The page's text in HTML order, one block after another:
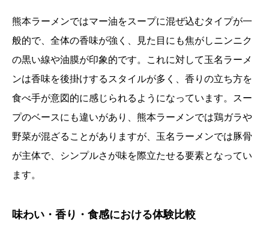
熊本ラーメンではマー油をスープに混ぜ込むタイプが一
般的で、全体の香味が強く、見た目にも焦がしニンニク
の黒い線や油膜が印象的です。これに対して玉名ラーメ
ンは香味を後掛けするスタイルが多く、香りの立ち方を
食べ手が意図的に感じられるようになっています。スー
プのベースにも違いがあり、熊本ラーメンでは鶏ガラや
野菜が混ざることがありますが、玉名ラーメンでは豚骨
が主体で、シンプルさが味を際立たせる要素となってい
ます。
味わい・香り・食感における体験比較